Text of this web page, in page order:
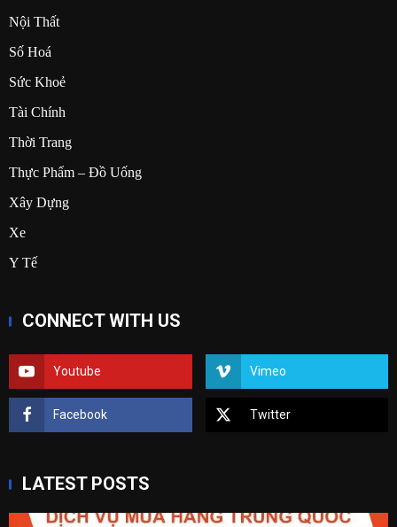
Nội Thất
Số Hoá
Sức Khoẻ
Tài Chính
Thời Trang
Thực Phẩm – Đồ Uống
Xây Dựng
Xe
Y Tế
CONNECT WITH US
Youtube Vimeo
Facebook Twitter
LATEST POSTS